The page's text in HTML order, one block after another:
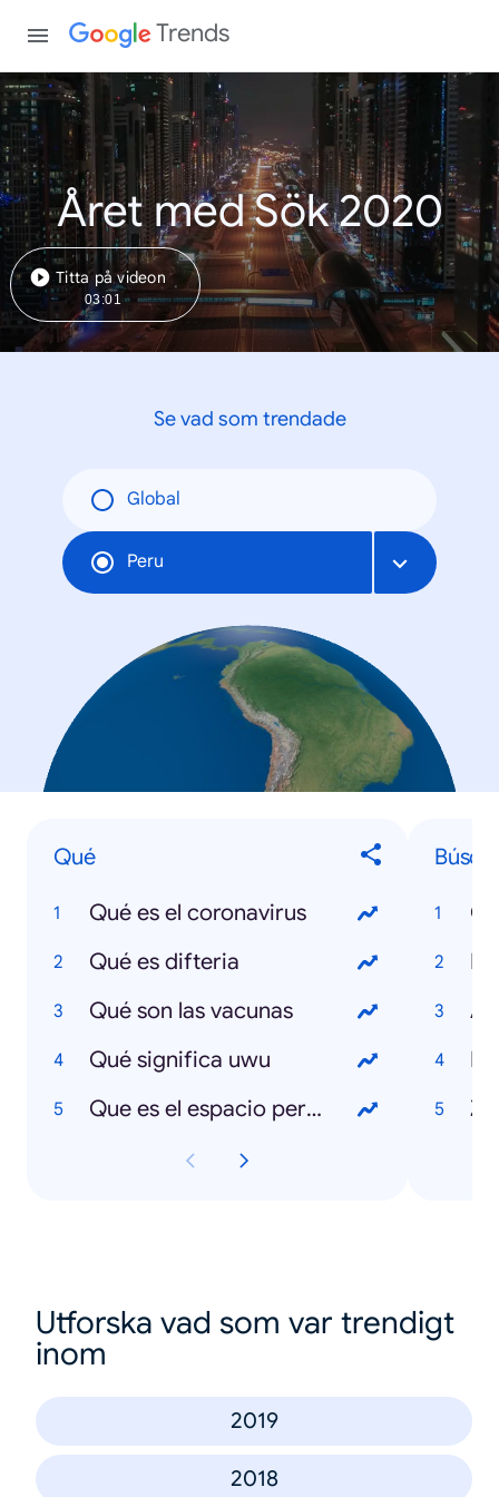
Trends
Året med Sök 2020
Titta på videon
03:01
Se vad som trendade
Global
Peru
Qué
Qué es el coronavirus
Qué es difteria
Qué son las vacunas
Qué significa uwu
Que es el espacio personal
Utforska vad som var trendigt
inom
2019
2018